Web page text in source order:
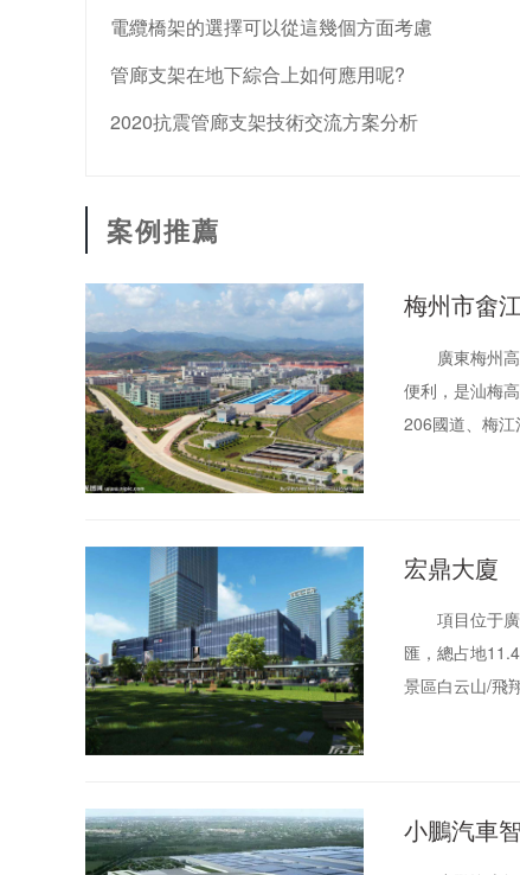
電纜橋架的選擇可以從這幾個方面考慮
管廊支架在地下綜合上如何應用呢?
2020抗震管廊支架技術交流方案分析
案例推薦
梅州市畬
廣東梅州高
便利，是汕梅
206國道、梅
業發展飛地。
園、省市共建
宏鼎大廈
項目位于廣
匯，總占地
景區白云山/飛
小鵬汽車